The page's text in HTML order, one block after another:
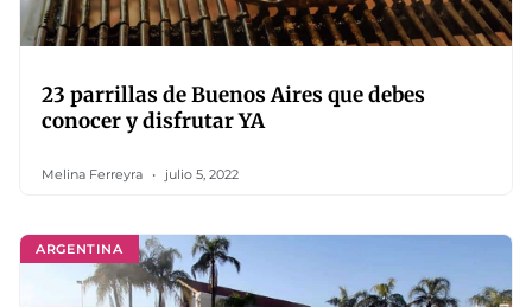
23 parrillas de Buenos Aires que debes
conocer y disfrutar YA
Melina Ferreyra julio 5, 2022
ARGENTINA